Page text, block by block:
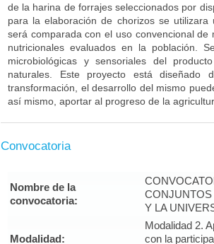
de la harina de forrajes seleccionados por
para la elaboración de chorizos se
será comparada con el uso convencional
nutricionales evaluados en la población.
microbiológicas y sensoriales del
naturales. Este proyecto está
transformación, el desarrollo del mismo
así mismo, aportar al progreso de la
Convocatoria
Nombre de la
convocatoria:
Y LA
Modalidad:
Modalidad 2.
con la